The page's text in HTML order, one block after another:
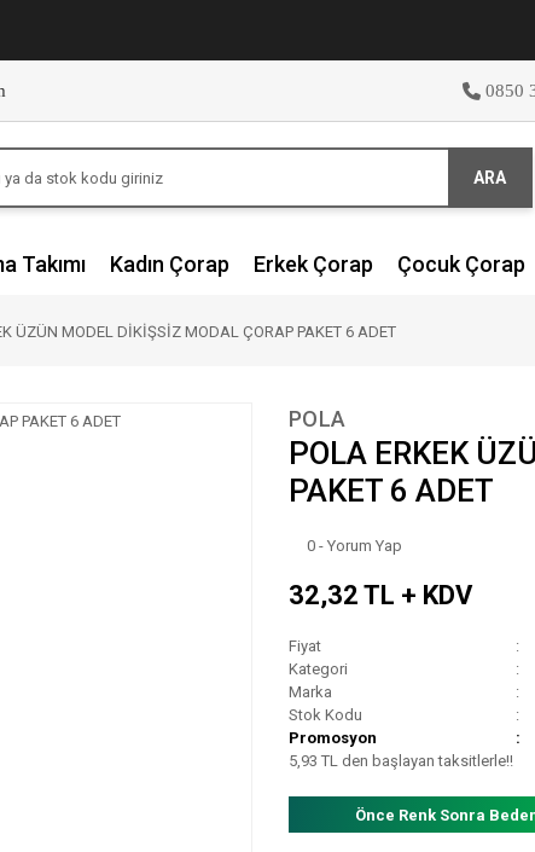
0850
ARA
Takımı Kadın Çorap Erkek Çorap Çocuk Çorap
ÜZÜN MODEL DİKİŞSİZ MODAL ÇORAP PAKET 6 ADET
POLA
POLA ERKEK
PAKET 6 ADET
0 - Yorum Yap
32,32 TL + KDV
Fiyat
Kategori
Marka
Stok Kodu
Promosyon
5,93 TL den başlayan taksitlerle!!
Önce Renk Sonra